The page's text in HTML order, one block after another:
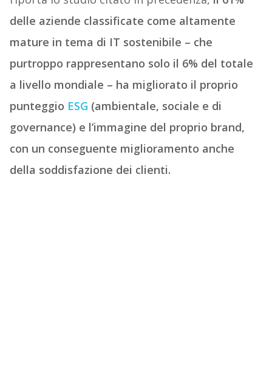
delle aziende classificate come altamente
mature in tema di IT sostenibile – che
purtroppo rappresentano solo il 6% del totale
a livello mondiale – ha migliorato il proprio
punteggio ESG (ambientale, sociale e di
governance) e l’immagine del proprio brand,
con un conseguente miglioramento anche
della soddisfazione dei clienti.